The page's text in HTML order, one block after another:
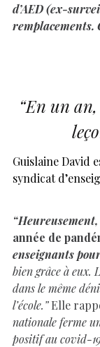
d’AED (ex-
remplacements.
“En un
Guislaine David
syndicat
“Heureusement,
année de
enseignants
bien grâce à eux.
dans le même
l’école.”Elle
nationale ferme
positif au covid-